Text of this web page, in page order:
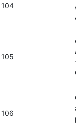
104
105
106